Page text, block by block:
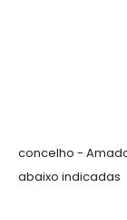
concelho -
abaixo indicadas